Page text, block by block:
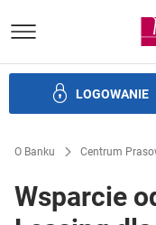
LOGOWANIE
O Banku Centrum
Wsparcie